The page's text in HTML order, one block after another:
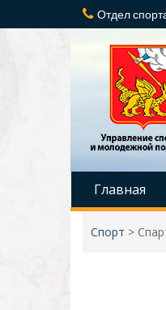
к
Отдел
Главная
Спорт >